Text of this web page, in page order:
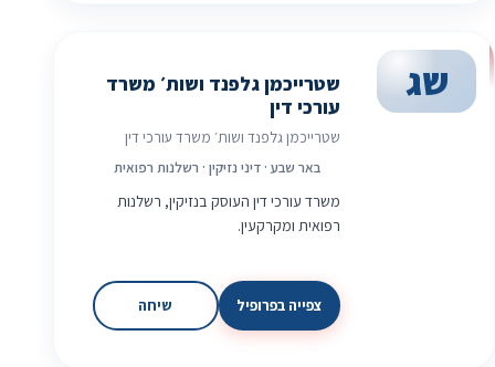
שג
שטרייכמן גלפנד ושות׳ משרד
עורכי דין
שטרייכמן גלפנד ושות׳ משרד עורכי דין
באר שבע · דיני נזיקין · רשלנות רפואית
משרד עורכי דין העוסק בנזיקין, רשלנות
רפואית ומקרקעין.
צפייה בפרופיל שיחה